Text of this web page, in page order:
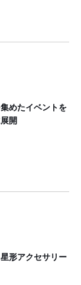
めたイベントを
開
形アクセサリー